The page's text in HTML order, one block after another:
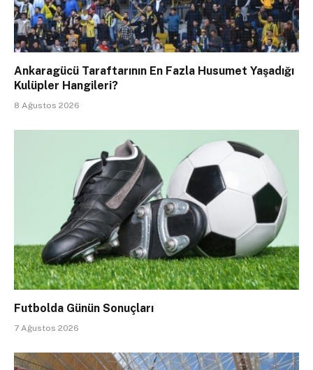
Ankaragücü Taraftarının En Fazla Husumet Yaşadığı
Kulüpler Hangileri?
8 Ağustos 2026
Futbolda Günün Sonuçları
7 Ağustos 2026